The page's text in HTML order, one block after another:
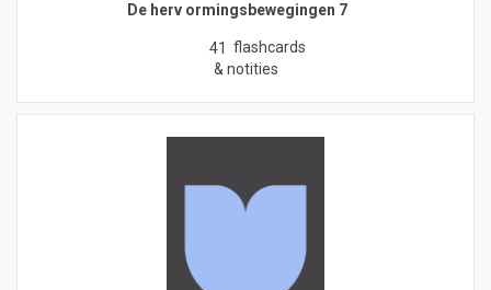
De herv ormingsbewegingen 7
41 flashcards
& notities